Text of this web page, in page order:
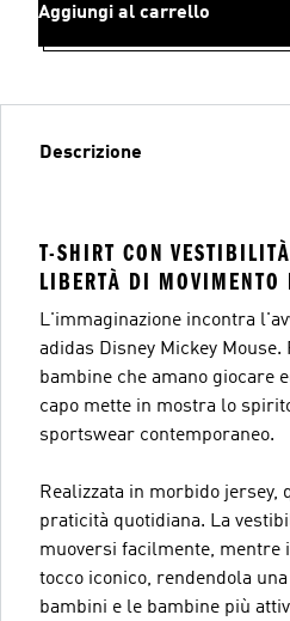
Aggiungi al carrello
Descrizione
T-SHIRT CON
LIBERTÀ DI MOVIMENTO
L'immaginazione incontra
adidas Disney Mickey
bambine che amano giocare
capo mette in mostra lo
sportswear contemporaneo.
Realizzata in morbido jersey,
praticità quotidiana. La
muoversi facilmente, mentre
tocco iconico, rendendola
bambini e le bambine più